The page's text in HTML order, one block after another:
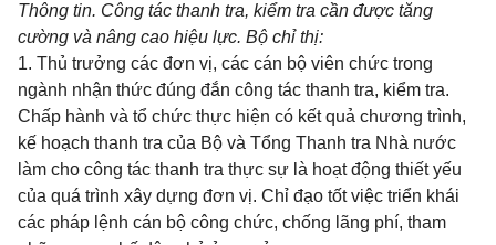
Thông tin. Công tác thanh tra, kiểm tra cần được tăng
cường và nâng cao hiệu lực. Bộ chỉ thị:
1. Thủ trưởng các đơn vị, các cán bộ viên chức trong
ngành nhận thức đúng đắn công tác thanh tra, kiểm tra.
Chấp hành và tổ chức thực hiện có kết quả chương trình,
kế hoạch thanh tra của Bộ và Tổng Thanh tra Nhà nước
làm cho công tác thanh tra thực sự là hoạt động thiết yếu
của quá trình xây dựng đơn vị. Chỉ đạo tốt việc triển khái
các pháp lệnh cán bộ công chức, chống lãng phí, tham